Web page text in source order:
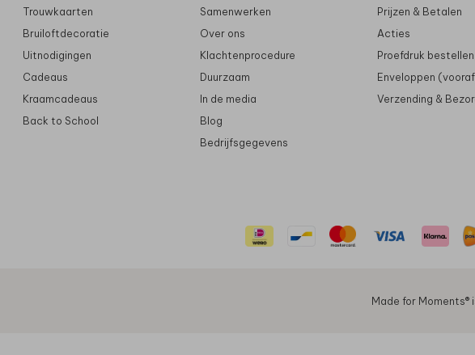
Trouwkaarten
Bruiloftdecoratie
Uitnodigingen
Cadeaus
Kraamcadeaus
Back to School
Samenwerken
Over ons
Klachtenprocedure
Duurzaam
In de media
Blog
Bedrijfsgegevens
Prijzen & Betalen
Acties
Proefdruk bestellen
Enveloppen
Verzending &
Made for Moments®️